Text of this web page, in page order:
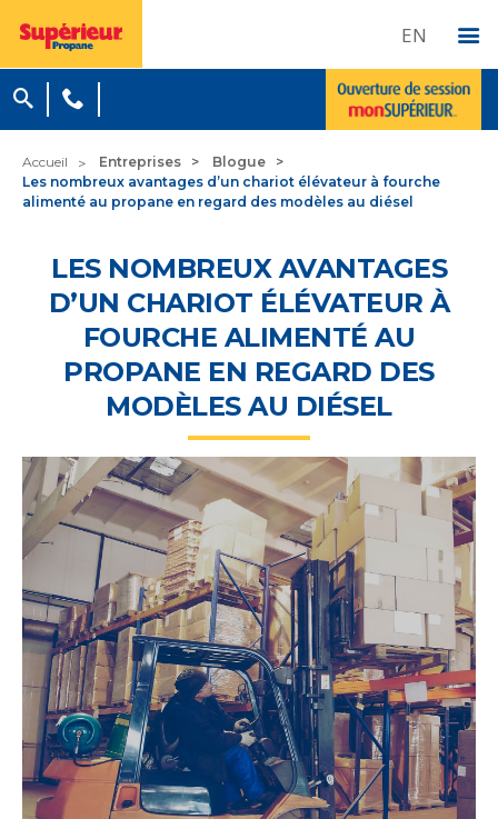
EN
Accueil Entreprises
Blogue
Les nombreux avantages d’un chariot élévateur à fourche
alimenté au propane en regard des modèles au diésel
LES NOMBREUX AVANTAGES
D’UN CHARIOT ÉLÉVATEUR À
FOURCHE ALIMENTÉ AU
PROPANE EN REGARD DES
MODÈLES AU DIÉSEL